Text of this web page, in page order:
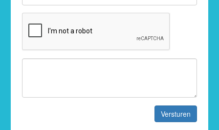
Versturen